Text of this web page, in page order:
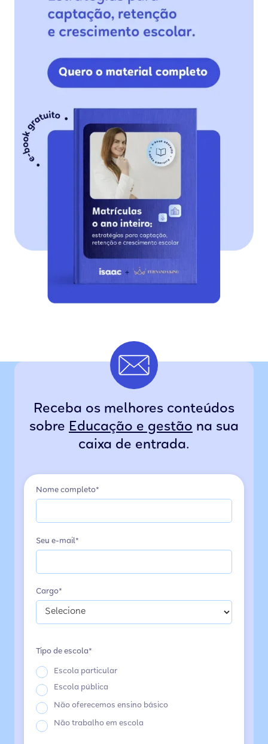
Receba os melhores conteúdos
sobre Educação e gestão na sua
caixa de entrada.
Nome completo*
Seu e-mail*
Cargo*
Tipo de escola*
Escola particular
Escola pública
Não oferecemos ensino básico
Não trabalho em escola